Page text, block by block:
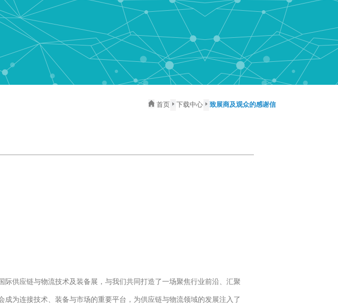
首页 下载中心 致展商及观众的感谢信
际供应链与物流技术及装备展，与我们共同打造了一场聚焦行业前沿、汇聚
成为连接技术、装备与市场的重要平台，为供应链与物流领域的发展注入了